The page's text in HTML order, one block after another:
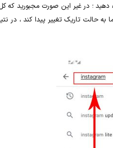
دهید ؛ در غیر این صورت مجبورید که
حالت تاریک تغییر پیدا کند ، در